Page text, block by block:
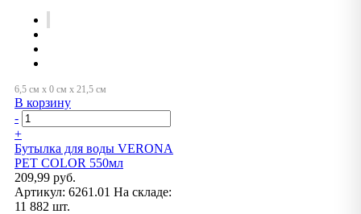
В корзину
-
+
Бутылка для воды VERONA
PET COLOR 550мл
209,99 руб.
Артикул: 6261.01 На складе:
11 882 шт.